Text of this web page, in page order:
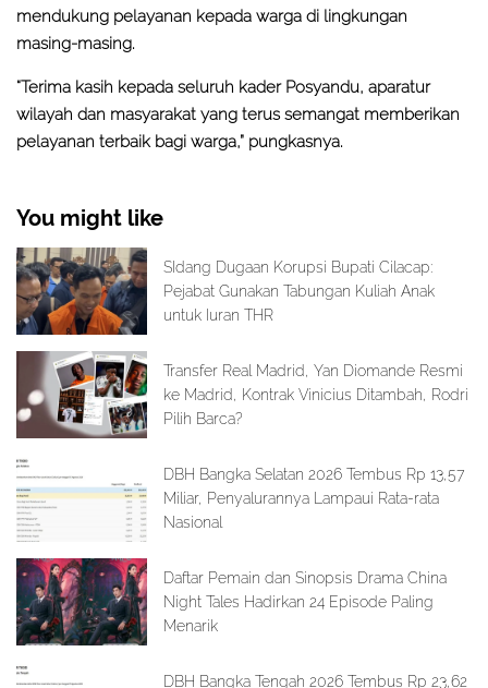
mendukung pelayanan kepada warga di lingkungan
masing-masing.
“Terima kasih kepada seluruh kader Posyandu, aparatur
wilayah dan masyarakat yang terus semangat memberikan
pelayanan terbaik bagi warga,” pungkasnya.
You might like
SIdang Dugaan Korupsi Bupati Cilacap:
Pejabat Gunakan Tabungan Kuliah Anak
untuk Iuran THR
Transfer Real Madrid, Yan Diomande Resmi
ke Madrid, Kontrak Vinicius Ditambah, Rodri
Pilih Barca?
DBH Bangka Selatan 2026 Tembus Rp 13,57
Miliar, Penyalurannya Lampaui Rata-rata
Nasional
Daftar Pemain dan Sinopsis Drama China
Night Tales Hadirkan 24 Episode Paling
Menarik
DBH Bangka Tengah 2026 Tembus Rp 23,62